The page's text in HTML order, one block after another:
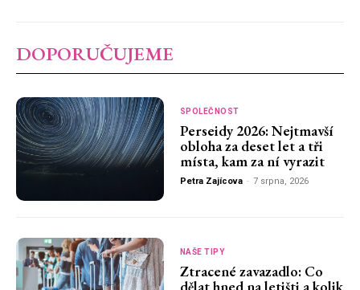
DOPORUČUJEME
SPOLEČNOST
Perseidy 2026: Nejtmavší
obloha za deset let a tři
místa, kam za ní vyrazit
Petra Zajícova - 7 srpna, 2026
NAŠE TIPY
Ztracené zavazadlo: Co